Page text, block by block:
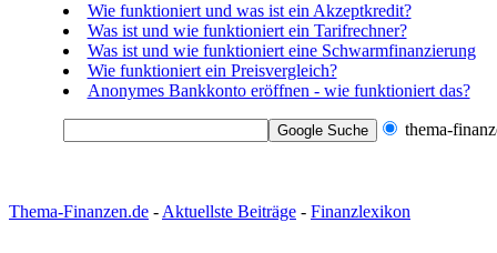
Wie funktioniert und was ist ein Akzeptkredit?
Was ist und wie funktioniert ein Tarifrechner?
Was ist und wie funktioniert eine Schwarmfinanzierung
Wie funktioniert ein Preisvergleich?
Anonymes Bankkonto eröffnen - wie funktioniert das?
thema-
Thema-Finanzen.de - Aktuellste Beiträge - Finanzlexikon